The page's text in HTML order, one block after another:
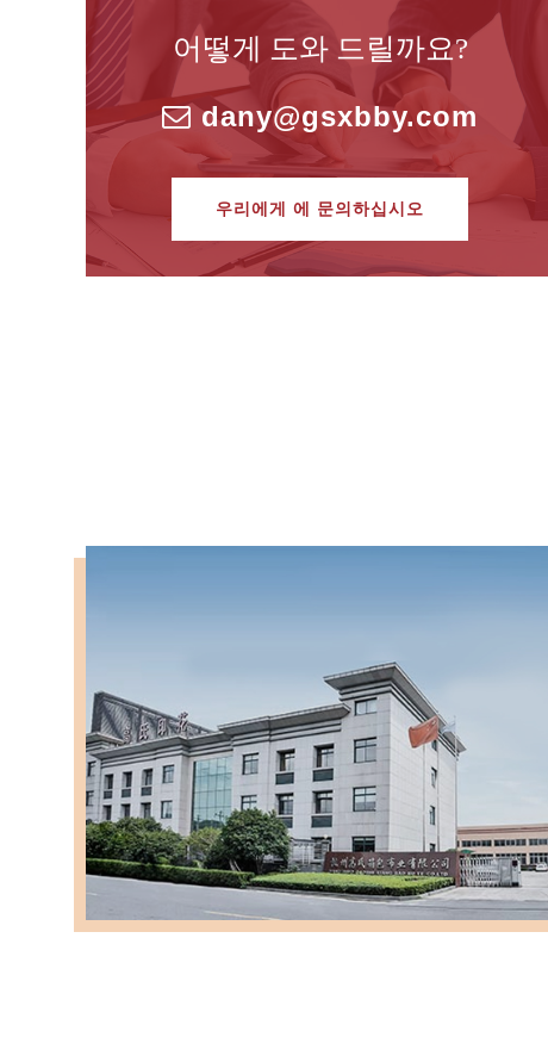
어떻게 도와 드릴까요?
dany@gsxbby.com
우리에게 에 문의하십시오